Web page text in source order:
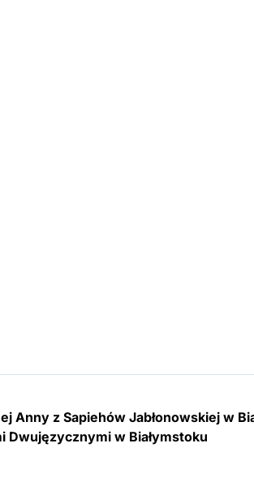
Anny z Sapiehów Jabłonowskiej w
Dwujęzycznymi w Białymstoku